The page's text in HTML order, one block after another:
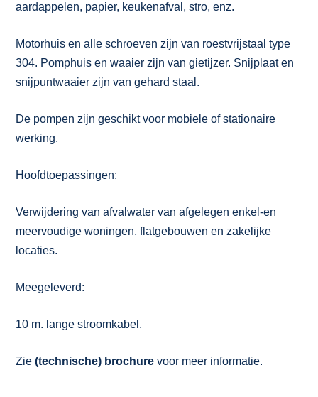
aardappelen, papier, keukenafval, stro, enz.
Motorhuis en alle schroeven zijn van roestvrijstaal type
304. Pomphuis en waaier zijn van gietijzer. Snijplaat en
snijpuntwaaier zijn van gehard staal.
De pompen zijn geschikt voor mobiele of stationaire
werking.
Hoofdtoepassingen:
Verwijdering van afvalwater van afgelegen enkel-en
meervoudige woningen, flatgebouwen en zakelijke
locaties.
Meegeleverd:
10 m. lange stroomkabel.
Zie (technische) brochure voor meer informatie.